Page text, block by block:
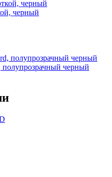
черный
полупрозрачный черный